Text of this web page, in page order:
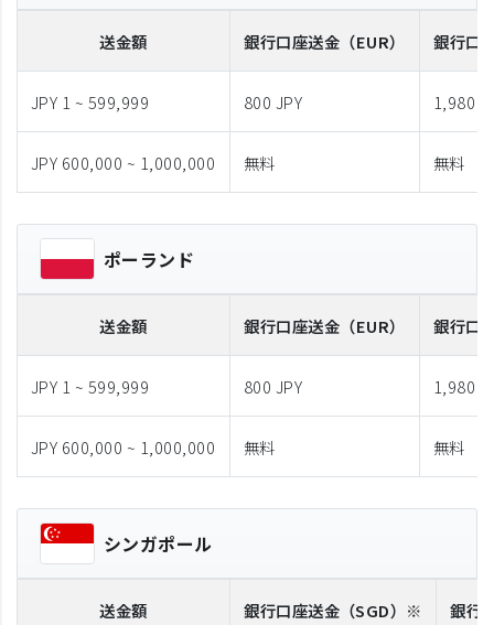
送金額 銀行口座送金 （EUR） 銀行口
JPY 1 ~ 599,999 800 JPY 1,980
JPY 600,000 ~ 1,000,000 無料 無料
ポーランド
送金額 銀行口座送金 （EUR） 銀行口
JPY 1 ~ 599,999 800 JPY 1,980
JPY 600,000 ~ 1,000,000 無料 無料
シンガポール
送金額 銀行口座送金 （SGD）※ 銀行